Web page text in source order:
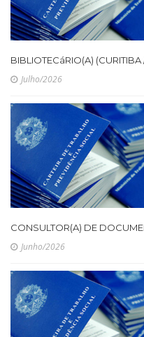
BIBLIOTECáRIO(A) (CURITIBA
Julho/2026
CONSULTOR(A) DE
Junho/2026